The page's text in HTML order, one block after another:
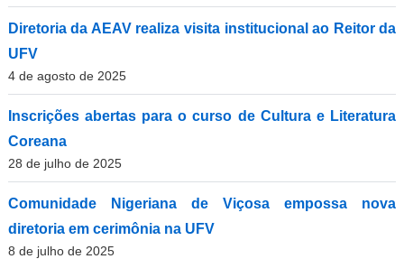
Diretoria da AEAV realiza visita institucional ao Reitor da
UFV
4 de agosto de 2025
Inscrições abertas para o curso de Cultura e Literatura
Coreana
28 de julho de 2025
Comunidade Nigeriana de Viçosa empossa nova
diretoria em cerimônia na UFV
8 de julho de 2025